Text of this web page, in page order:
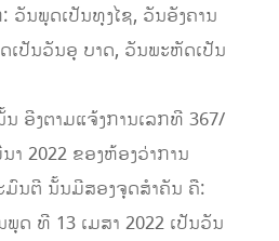
ພຸດເປັນທຸງໄຊ, ວັນອັງຄານ
ເປັນວັນອຸ ບາດ, ວັນພະຫັດເປັນ
ງຕາມແຈ້ງການເລກທີ 367/
2022 ຂອງຫ້ອງວ່າການ
ມົນຕີ ນັ້ນມີສອງຈຸດສຳຄັນ ຄື:
ດ ທີ 13 ເມສາ 2022 ເປັນວັນ